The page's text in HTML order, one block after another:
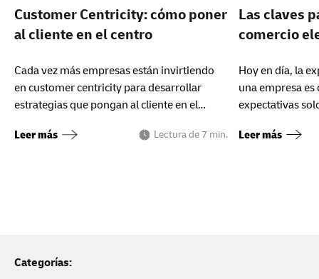
Customer Centricity: cómo poner
al cliente en el centro
Cada vez más empresas están invirtiendo
en customer centricity para desarrollar
estrategias que pongan al cliente en el
Leer más
Lectura de 7 min.
Las claves
comercio
Hoy en día, la
una empresa es
expectativas
Leer más
Categorías: